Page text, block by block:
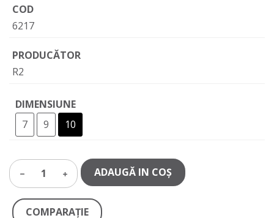
COD
6217
PRODUCĂTOR
R2
DIMENSIUNE
7
9 10
1 ADAUGĂ IN COŞ
COMPARAŢIE